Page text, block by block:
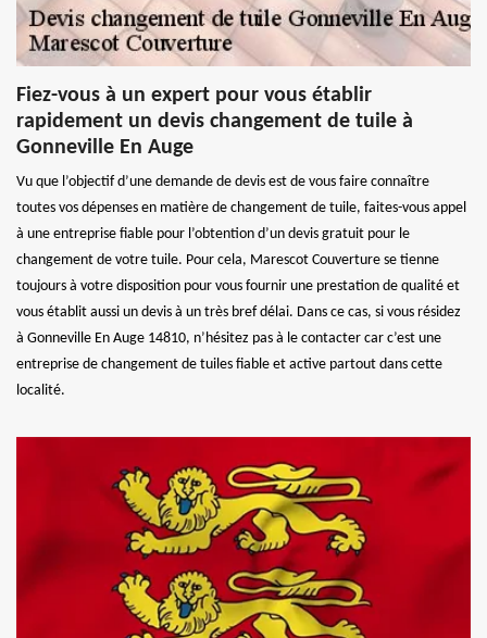
Fiez-vous à un expert pour vous établir
rapidement un devis changement de tuile à
Gonneville En Auge
Vu que l’objectif d’une demande de devis est de vous faire connaître
toutes vos dépenses en matière de changement de tuile, faites-vous appel
à une entreprise fiable pour l’obtention d’un devis gratuit pour le
changement de votre tuile. Pour cela, Marescot Couverture se tienne
toujours à votre disposition pour vous fournir une prestation de qualité et
vous établit aussi un devis à un très bref délai. Dans ce cas, si vous résidez
à Gonneville En Auge 14810, n’hésitez pas à le contacter car c’est une
entreprise de changement de tuiles fiable et active partout dans cette
localité.